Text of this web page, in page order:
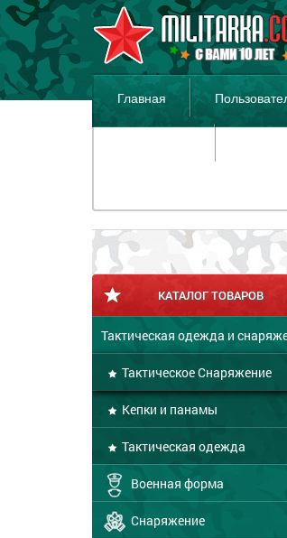
Главная
КАТАЛОГ ТОВАРОВ
Тактическая одежда и
Тактическое Снаряжение
Кепки и панамы
Тактическая одежда
Военная форма
Снаряжение